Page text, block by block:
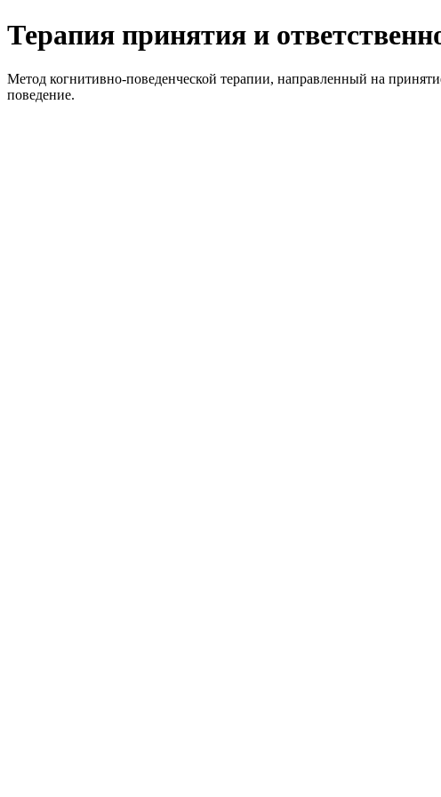
Терапия принятия и
Метод когнитивно-поведенческой терапии, направленный на
поведение.